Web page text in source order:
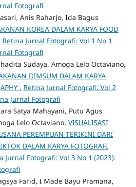
Fotografi
Anis Raharjo, Ida Bagus
KOREA DALAM KARYA FOOD
Retina Jurnal Fotografi: Vol 1 No 1
Fotografi
Sudaya, Amoga Lelo Octaviano,
DIMSUM DALAM KARYA
, Retina Jurnal Fotografi: Vol 2
Jurnal Fotografi
Satya Mahayani, Putu Agus
Lelo Octaviano, VISUALISASI
PEREMPUAN TERIKINI DARI
DALAM KARYA FOTOGRAFI
Jurnal Fotografi: Vol 3 No 1 (2023):
Farid, I Made Bayu Pramana,